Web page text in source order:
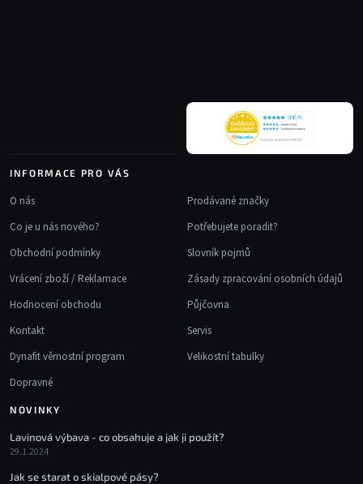
INFORMACE PRO VÁS
O nás
Co je u nás nového?
Obchodní podmínky
Vrácení zboží / Reklamace
Hodnocení obchodu
Kontakt
Dynafit věrnostní program
Dopravné
Prodávané značky
Potřebujete poradit?
Slovník pojmů
Zásady zpracování osobních údajů
Půjčovna
Servis
Velikostní tabulky
NOVINKY
Lavinová výbava - co obsahuje a jak ji použít?
29.1.2024
Jak se starat o skialpové pásy?